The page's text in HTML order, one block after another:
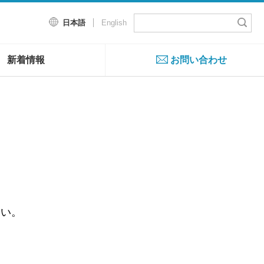
日本語 English
新着情報 お問い合わせ
。